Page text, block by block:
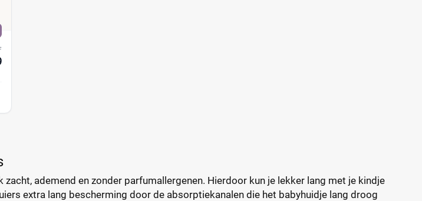
zacht, ademend en zonder parfumallergenen. Hierdoor kun je lekker lang met je kindje
extra lang bescherming door de absorptiekanalen die het babyhuidje lang droog